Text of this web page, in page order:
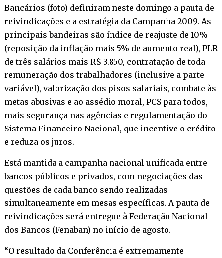
Bancários (foto) definiram neste domingo a pauta de
reivindicações e a estratégia da Campanha 2009. As
principais bandeiras são índice de reajuste de 10%
(reposição da inflação mais 5% de aumento real), PLR
de três salários mais R$ 3.850, contratação de toda
remuneração dos trabalhadores (inclusive a parte
variável), valorização dos pisos salariais, combate às
metas abusivas e ao assédio moral, PCS para todos,
mais segurança nas agências e regulamentação do
Sistema Financeiro Nacional, que incentive o crédito
e reduza os juros.
Está mantida a campanha nacional unificada entre
bancos públicos e privados, com negociações das
questões de cada banco sendo realizadas
simultaneamente em mesas específicas. A pauta de
reivindicações será entregue à Federação Nacional
dos Bancos (Fenaban) no início de agosto.
“O resultado da Conferência é extremamente